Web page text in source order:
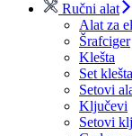
Ručni alat
Alat za
Šrafciger
Klešta
Set klešta
Setovi
Ključevi
Setovi